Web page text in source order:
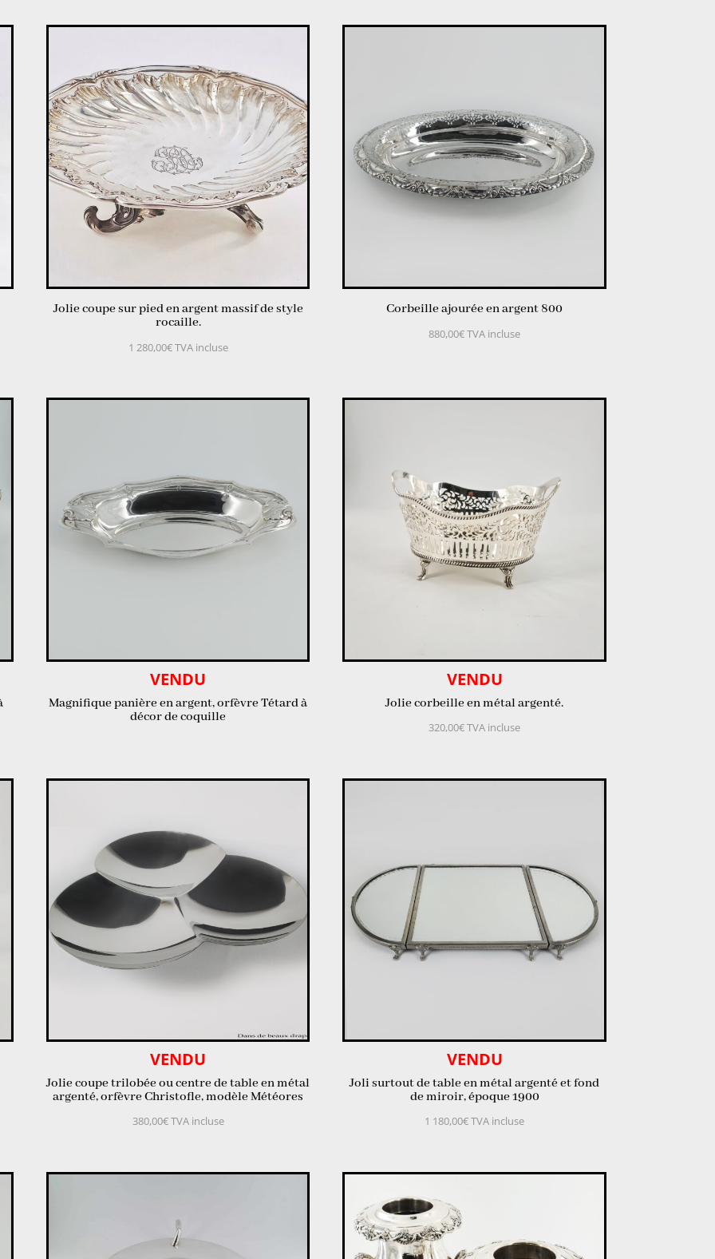
Jolie coupe sur pied en argent massif de style
rocaille.
1 280,00€TVA incluse
Corbeille ajourée en argent 800
880,00€TVA incluse
VENDU
Magnifique panière en argent, orfèvre Tétard à
décor de coquille
VENDU
Jolie corbeille en métal argenté.
320,00€TVA incluse
VENDU
Jolie coupe trilobée ou centre de table en métal
argenté, orfèvre Christofle, modèle Météores
380,00€TVA incluse
VENDU
Joli surtout de table en métal argenté et fond
de miroir, époque 1900
1 180,00€TVA incluse